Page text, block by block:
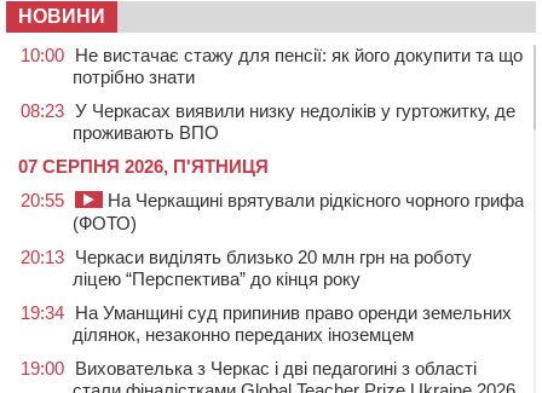
НОВИНИ
10:00 Не вистачає стажу для пенсії: як його докупити та що
потрібно знати
08:23 У Черкасах виявили низку недоліків у гуртожитку, де
проживають ВПО
07 СЕРПНЯ 2026, П'ЯТНИЦЯ
20:55
На Черкащині врятували рідкісного чорного грифа
(ФОТО)
20:13 Черкаси виділять близько 20 млн грн на роботу
ліцею “Перспектива” до кінця року
19:34 На Уманщині суд припинив право оренди земельних
ділянок, незаконно переданих іноземцем
19:00 Вихователька з Черкас і дві педагогині з області